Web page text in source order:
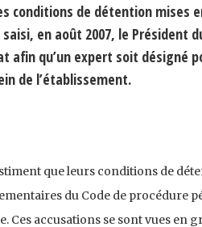
conditions de détention mises
en août 2007, le Président
afin qu’un expert soit désigné
de l’établissement.
que leurs conditions de
du Code de procédure
Ces accusations se sont vues